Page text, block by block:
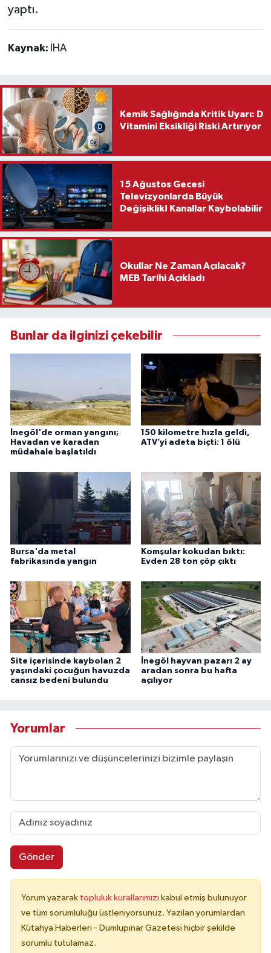
yaptı.
Kaynak: İHA
Kemik Sağlığında Kritik Uyarı: D
Vitamini Eksikliği Riski Artırıyor
15 Ağustos Gecesi
Televizyonlarda Büyük
Değişiklik! Kanallar Kaybolabilir
Okullar Ne Zaman Açılacak?
MEB Tarihi Açıkladı
Bunlar da ilginizi çekebilir
İnegöl'de orman yangını;
Havadan ve karadan
müdahale başlatıldı
150 kilometre hızla geldi,
ATV’yi adeta biçti: 1 ölü
Bursa'da metal
fabrikasında yangın
Komşular kokudan bıktı:
Evden 28 ton çöp çıktı
Site içerisinde kaybolan 2
yaşındaki çocuğun havuzda
cansız bedeni bulundu
İnegöl hayvan pazarı 2 ay
aradan sonra bu hafta
açılıyor
Yorumlar
Gönder
Yorum yazarak topluluk kurallarımızı kabul etmiş bulunuyor
ve tüm sorumluluğu üstleniyorsunuz. Yazılan yorumlardan
Kütahya Haberleri - Dumlupınar Gazetesi hiçbir şekilde
sorumlu tutulamaz.